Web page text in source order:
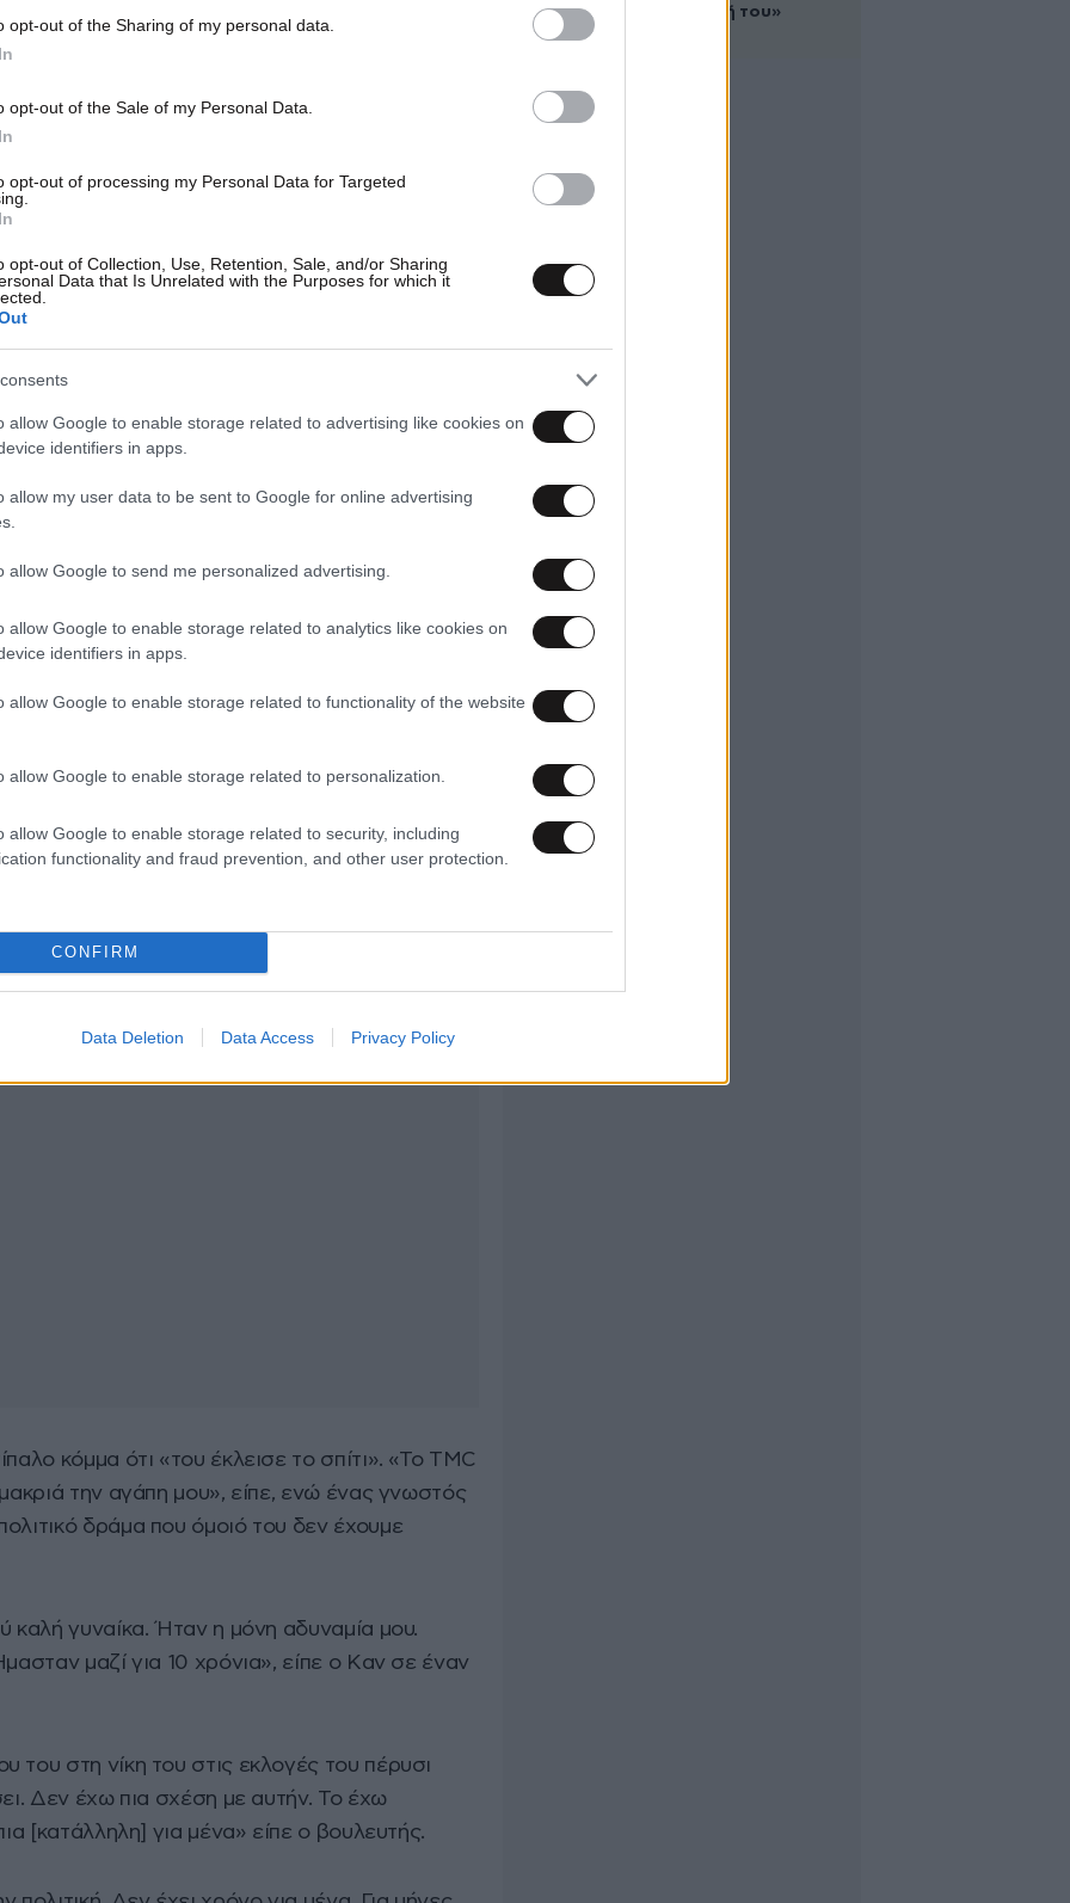
opt-out of the Sharing of my personal data.
opt-out of the Sale of my Personal Data.
opt-out of processing my Personal Data for Targeted
opt-out of Collection, Use, Retention, Sale, and/or Sharing
Data that Is Unrelated with the Purposes for which it
allow Google to enable storage related to advertising like cookies on
identifiers in apps.
allow my user data to be sent to Google for online advertising
allow Google to send me personalized advertising.
allow Google to enable storage related to analytics like cookies on
identifiers in apps.
allow Google to enable storage related to functionality of the website
allow Google to enable storage related to personalization.
allow Google to enable storage related to security, including
functionality and fraud prevention, and other user protection.
CONFIRM
Data Deletion Data Access Privacy Policy
– συνέντευξη Τύπου, ο 40χρονος Καν,
ανακοίνωσε την απόφασή του να «διακόψει
του, μιλώντας της στον πληθυντικό, να
πλέον το δικό του.
χρησιμοποιήσετε το επώνυμο Kαν, μην
του Σαουμίτρα Καν”. Σας δίνω όλη την
σας το πολιτικό σας πεπρωμένο», ανέφερε
κόμμα ότι «του έκλεισε το σπίτι». «Το TMC
την αγάπη μου», είπε, ενώ ένας γνωστός
δράμα που όμοιό του δεν έχουμε
γυναίκα. Ήταν η μόνη αδυναμία μου.
μαζί για 10 χρόνια», είπε ο Kαν σε έναν
του στη νίκη του στις εκλογές του πέρυσι
Δεν έχω πια σχέση με αυτήν. Το έχω
[κατάλληλη] για μένα» είπε ο βουλευτής.
είναι εγγονή του»